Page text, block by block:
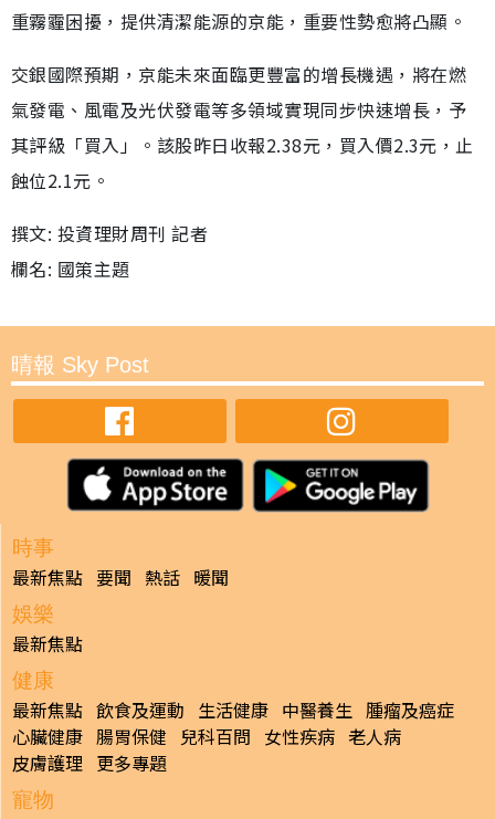
重霧霾困擾，提供清潔能源的京能，重要性勢愈將凸顯。
交銀國際預期，京能未來面臨更豐富的增長機遇，將在燃
氣發電、風電及光伏發電等多領域實現同步快速增長，予
其評級「買入」。該股昨日收報2.38元，買入價2.3元，止
蝕位2.1元。
撰文: 投資理財周刊 記者
欄名: 國策主題
晴報 Sky Post
時事
最新焦點 要聞 熱話 暖聞
娛樂
最新焦點
健康
最新焦點 飲食及運動 生活健康 中醫養生 腫瘤及癌症
心臟健康 腸胃保健 兒科百問 女性疾病 老人病
皮膚護理 更多專題
寵物